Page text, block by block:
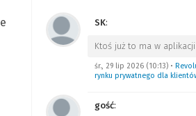
SK:
Ktoś już to ma w aplikacji
śr., 29 lip 2026 (10:13)•
rynku prywatnego dla
gość: